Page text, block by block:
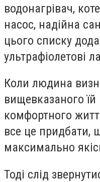
водонагрівач,
насос, надійна
цього списку
ультрафіолетові
Коли людина
вищевказаного їй
комфортного
все це придбати,
максимально
Тоді слід